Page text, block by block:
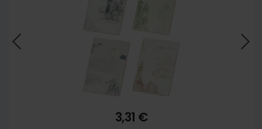
3,31 €